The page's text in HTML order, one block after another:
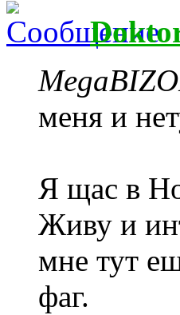
меня и
Я щас в
Живу и
мне тут
фаг.